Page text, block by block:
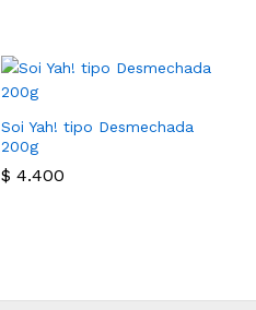
Soi Yah! tipo Desmechada
200g
$ 4.400